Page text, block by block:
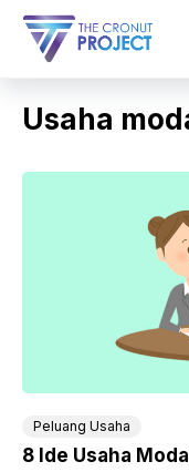
Langsung
Usaha
Peluang Usaha
8 Ide Usaha